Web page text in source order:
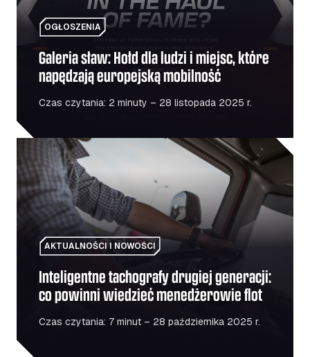
OGŁOSZENIA
Galeria sław: Hołd dla ludzi i miejsc, które
napędzają europejską mobilność
Czas czytania: 2 minuty – 28 listopada 2025 r.
Inteligentne tachografy drugiej generacji: co powinni
AKTUALNOŚCI I NOWOŚCI
Inteligentne tachografy drugiej generacji:
co powinni wiedzieć menedżerowie flot
Czas czytania: 7 minut – 28 października 2025 r.